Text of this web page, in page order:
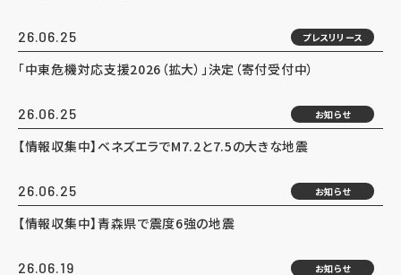
26.06.25 プレスリリース
「中東危機対応支援2026（拡大）」決定（寄付受付中）
26.06.25 お知らせ
【情報収集中】ベネズエラでM7.2と7.5の大きな地震
26.06.25 お知らせ
【情報収集中】青森県で震度6強の地震
26.06.19 お知らせ